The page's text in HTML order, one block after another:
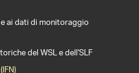
ai dati di monitoraggio
del WSL e dell'SLF